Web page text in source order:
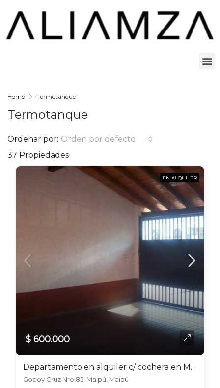
Home Termotanque
Termotanque
37 Propiedades
Ordenar por: Orden por defecto
EN ALQUILER
$ 600.000
Departamento en alquiler c/ cochera en Maipú
Godoy Cruz Nro 85, Maipú, Maipú